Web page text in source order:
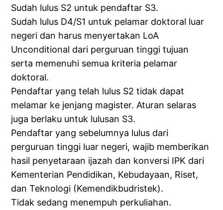
Sudah lulus S2 untuk pendaftar S3.
Sudah lulus D4/S1 untuk pelamar doktoral luar
negeri dan harus menyertakan LoA
Unconditional dari perguruan tinggi tujuan
serta memenuhi semua kriteria pelamar
doktoral.
Pendaftar yang telah lulus S2 tidak dapat
melamar ke jenjang magister. Aturan selaras
juga berlaku untuk lulusan S3.
Pendaftar yang sebelumnya lulus dari
perguruan tinggi luar negeri, wajib memberikan
hasil penyetaraan ijazah dan konversi IPK dari
Kementerian Pendidikan, Kebudayaan, Riset,
dan Teknologi (Kemendikbudristek).
Tidak sedang menempuh perkuliahan.